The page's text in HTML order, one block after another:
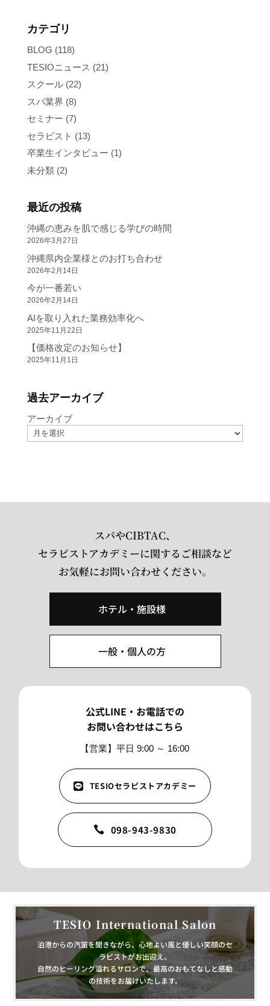
カテゴリ
BLOG (118)
TESIOニュース (21)
スクール(22)
スパ業界 (8)
セミナー (7)
セラピスト (13)
卒業生インタビュー (1)
未分類(2)
最近の投稿
沖縄の恵みを肌で感じる学びの時間
2026年3月27日
沖縄県内企業様とのお打ち合わせ
2026年2月14日
今が一番若い
2026年2月14日
AIを取り入れた業務効率化へ
2025年11月22日
【価格改定のお知らせ】
2025年11月1日
過去アーカイブ
アーカイブ
スパやCIBTAC、
セラピストアカデミーに関するご相談など
お気軽にお問い合わせください。
ホテル・施設様
一般・個人の方
公式LINE・お電話での
お問い合わせはこちら
【営業】平日 9:00 ～ 16:00
 TESIOセラピストアカデミー
 098-943-9830
TESIO International Salon
泊港からの汽笛を聞きながら、心地よい風と優しい笑顔のセ
ラピストがお出迎え。
自然のヒーリング溢れるサロンで、最高のおもてなしと感動
の技術をお届けいたします。